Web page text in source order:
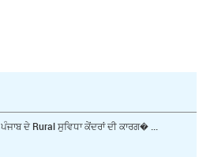
ਪੰਜਾਬ ਦੇ Rural ਸੁਵਿਧਾ ਕੇਂਦਰਾਂ ਦੀ ਕਾਰਗ� ...